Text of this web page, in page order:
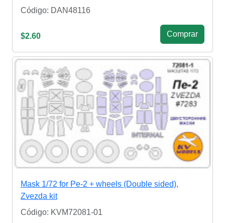
Código: DAN48116
$2.60 Сomprar
Mask 1/72 for Pe-2 + wheels (Double sided),
Zvezda kit
Código: KVM72081-01